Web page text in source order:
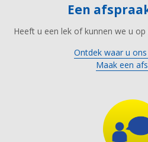
Een
Heeft u een lek of kunnen we u
Ontdek waar u
Maak een